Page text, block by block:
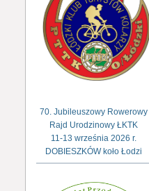
70. Jubileuszowy Rowerowy
Rajd Urodzinowy ŁKTK
11-13 września 2026 r.
DOBIESZKÓW koło Łodzi